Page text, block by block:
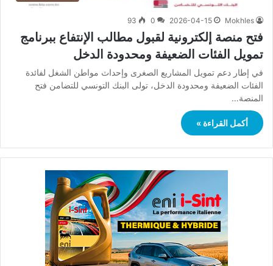
Mokhles
2026-04-15
0
93
فتح منصة إلكترونية لقبول مطالب الإنتفاع ببرنامج
تمويل الفئات الضعيفة ومحدودة الدخل
في إطار دعم تمويل المشاريع الصغرى وإحداث مواطن الشغل لفائدة
الفئات الضعيفة ومحدودة الدخل، تولى البنك التونسي للتضامن فتح
المنصة…
أكمل القراءة »